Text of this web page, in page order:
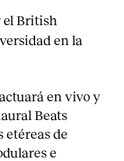
el British
en la
en vivo y
Beats
etéreas de
e